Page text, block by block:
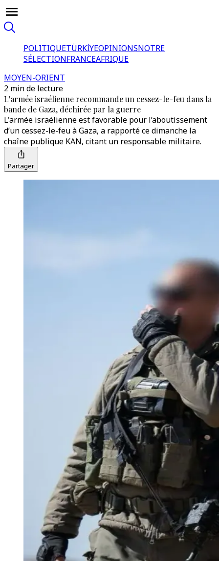
POLITIQUETÜRKİYEOPINIONSNOTRE
SÉLECTIONFRANCEAFRIQUE
MOYEN-ORIENT
2 min de lecture
L'armée israélienne recommande un cessez-le-feu dans la
bande de Gaza, déchirée par la guerre
L'armée israélienne est favorable pour l’aboutissement
d’un cessez-le-feu à Gaza, a rapporté ce dimanche la
chaîne publique KAN, citant un responsable militaire.
Partager